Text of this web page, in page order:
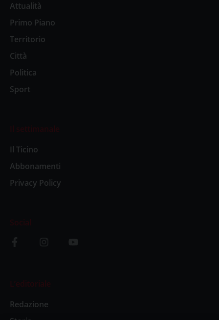
Attualità
Primo Piano
Territorio
Città
Politica
Sport
Il settimanale
Il Ticino
Abbonamenti
Privacy Policy
Social
L’editoriale
Redazione